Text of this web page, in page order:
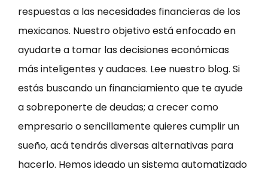
respuestas a las necesidades financieras de los
mexicanos. Nuestro objetivo está enfocado en
ayudarte a tomar las decisiones económicas
más inteligentes y audaces. Lee nuestro blog. Si
estás buscando un financiamiento que te ayude
a sobreponerte de deudas; a crecer como
empresario o sencillamente quieres cumplir un
sueño, acá tendrás diversas alternativas para
hacerlo. Hemos ideado un sistema automatizado